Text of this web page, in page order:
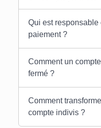
Qui est
paiement ?
Comment un
fermé ?
Comment
compte indivis ?